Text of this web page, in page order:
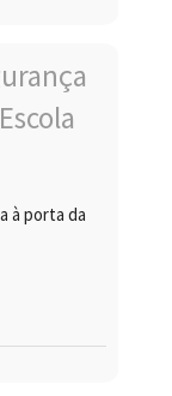
à porta da